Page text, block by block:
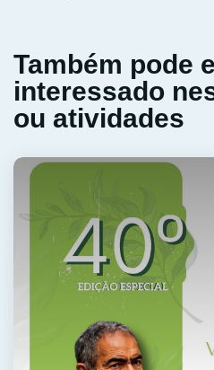
Também pode
interessado
ou atividades